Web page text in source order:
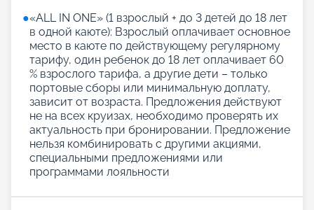
●«АLL IN ONE» (1 взрослый + до 3 детей до 18 лет
в одной каюте): Взрослый оплачивает основное
место в каюте по действующему регулярному
тарифу, один ребенок до 18 лет оплачивает 60
% взрослого тарифа, а другие дети – только
портовые сборы или минимальную доплату,
зависит от возраста. Предложения действуют
не на всех круизах, необходимо проверять их
актуальность при бронировании. Предложение
нельзя комбинировать с другими акциями,
специальными предложениями или
программами лояльности